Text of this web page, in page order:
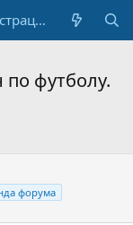
Регистрация
по футболу.
форума